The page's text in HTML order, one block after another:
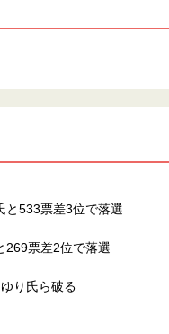
533票差3位で落選
票差2位で落選
り氏ら破る